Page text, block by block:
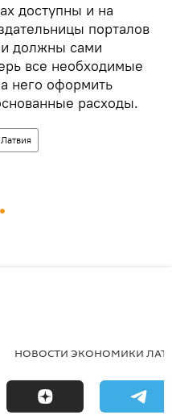
доступны и на
порталов
должны сами
все необходимые
него оформить
расходы.
Латвия
НОВОСТИ ЭКОНОМИКИ